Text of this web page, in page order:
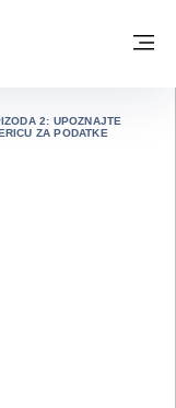
- POČETNA
2: UPOZNAJTE
ZA PODATKE